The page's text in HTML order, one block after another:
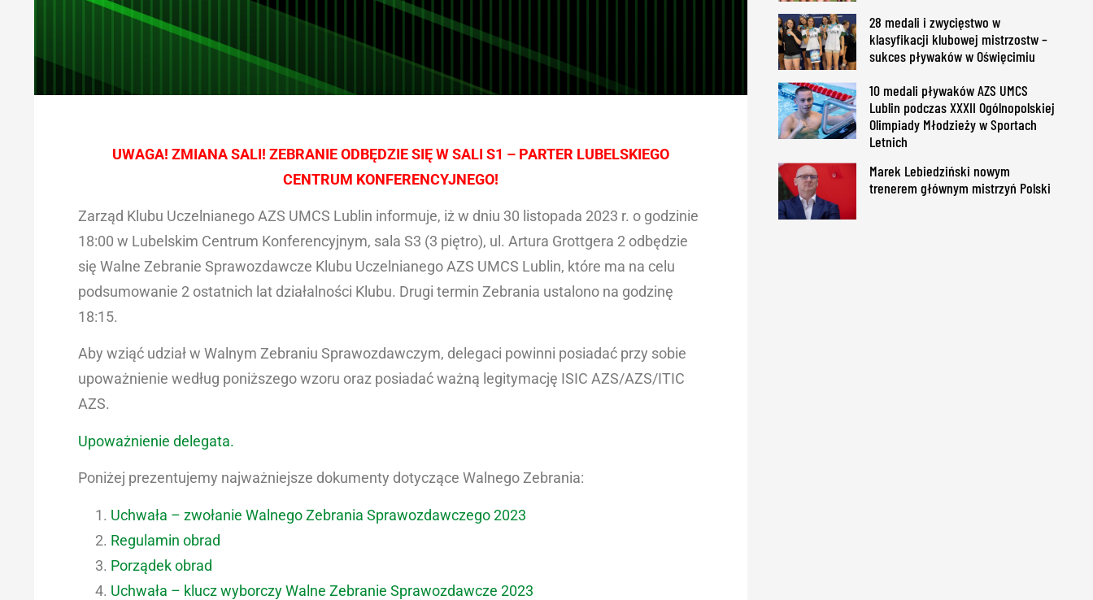
UWAGA! ZMIANA SALI! ZEBRANIE ODBĘDZIE SIĘ W SALI S1 – PARTER LUBELSKIEGO
CENTRUM KONFERENCYJNEGO!
Zarząd Klubu Uczelnianego AZS UMCS Lublin informuje, iż w dniu 30 listopada 2023 r. o godzinie
18:00 w Lubelskim Centrum Konferencyjnym, sala S3 (3 piętro), ul. Artura Grottgera 2 odbędzie
się Walne Zebranie Sprawozdawcze Klubu Uczelnianego AZS UMCS Lublin, które ma na celu
podsumowanie 2 ostatnich lat działalności Klubu. Drugi termin Zebrania ustalono na godzinę
18:15.
Aby wziąć udział w Walnym Zebraniu Sprawozdawczym, delegaci powinni posiadać przy sobie
upoważnienie według poniższego wzoru oraz posiadać ważną legitymację ISIC AZS/AZS/ITIC
AZS.
Upoważnienie delegata.
Poniżej prezentujemy najważniejsze dokumenty dotyczące Walnego Zebrania:
Uchwała – zwołanie Walnego Zebrania Sprawozdawczego 2023
Regulamin obrad
Porządek obrad
Uchwała – klucz wyborczy Walne Zebranie Sprawozdawcze 2023
28 medali i zwycięstwo w
klasyfikacji klubowej mistrzostw –
sukces pływaków w Oświęcimiu
10 medali pływaków AZS UMCS
Lublin podczas XXXII Ogólnopolskiej
Olimpiady Młodzieży w Sportach
Letnich
Marek Lebiedziński nowym
trenerem głównym mistrzyń Polski